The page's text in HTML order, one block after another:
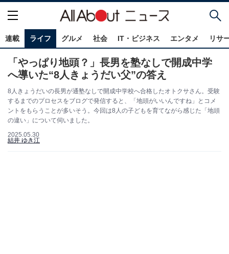
連載 ライフ グルメ 社会 IT・ビジネス エンタメ リサ
「やっぱり地頭？」長男を塾なしで開成中学
へ導いた“8人きょうだい父”の答え
8人きょうだいの長男が通塾なしで開成中学校へ合格したオトクサさん。受験
するまでのプロセスをブログで発信すると、「地頭がいいんですね」とコメ
ントをもらうことが多いそう。今回は8人の子どもを育てながら感じた「地頭
の違い」について伺いました。
2025.05.30
結井 ゆき江